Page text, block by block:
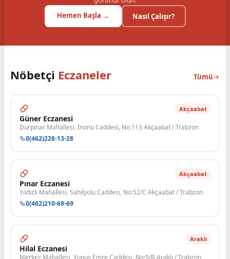
Hemen Başla →
Nasıl Çalışır?
Nöbetçi Eczaneler Tümü
Akçaabat
Güner Eczanesi
Dürpınar Mahallesi, İnönü Caddesi, No:113 Akçaabat / Trabzon
0(462)228-13-28
Akçaabat
Pınar Eczanesi
Yıldızlı Mahallesi, Sahilyolu Caddesi, No:52/C Akçaabat / Trabzon
0(462)210-69-69
Araklı
Hilal Eczanesi
Merkez Mahallesi, Yunus Emre Caddesi, No:9/B Araklı / Trabzon